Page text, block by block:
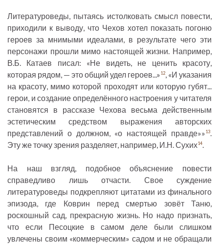
Литературоведы, пытаясь истолковать смысл повести,
приходили к выводу, что Чехов хотел показать погоню
героев за мнимыми идеалами, в результате чего эти
персонажи прошли мимо настоящей жизни. Например,
В.Б. Катаев писал: «Не видеть, не ценить красоту,
которая рядом, — это общий удел героев...»12, «И указания
на красоту, мимо которой проходят или которую губят...
герои, и создание определённого настроения у читателя
становятся в рассказе Чехова весьма действенным
эстетическим средством выражения авторских
представлений о должном, «о настоящей правде»»13.
Эту же точку зрения разделяет, например, И.Н. Сухих14.
На наш взгляд, подобное объяснение повести
справедливо лишь отчасти. Свое суждение
литературоведы подкрепляют цитатами из финального
эпизода, где Коврин перед смертью зовёт Таню,
роскошный сад, прекрасную жизнь. Но надо признать,
что если Песоцкие в самом деле были слишком
увлечены своим «коммерческим» садом и не обращали